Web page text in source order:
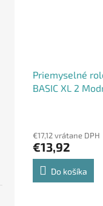
Priemyselné
BASIC XL 2
€17,12 vrátane DPH
€13,92
Do košíka